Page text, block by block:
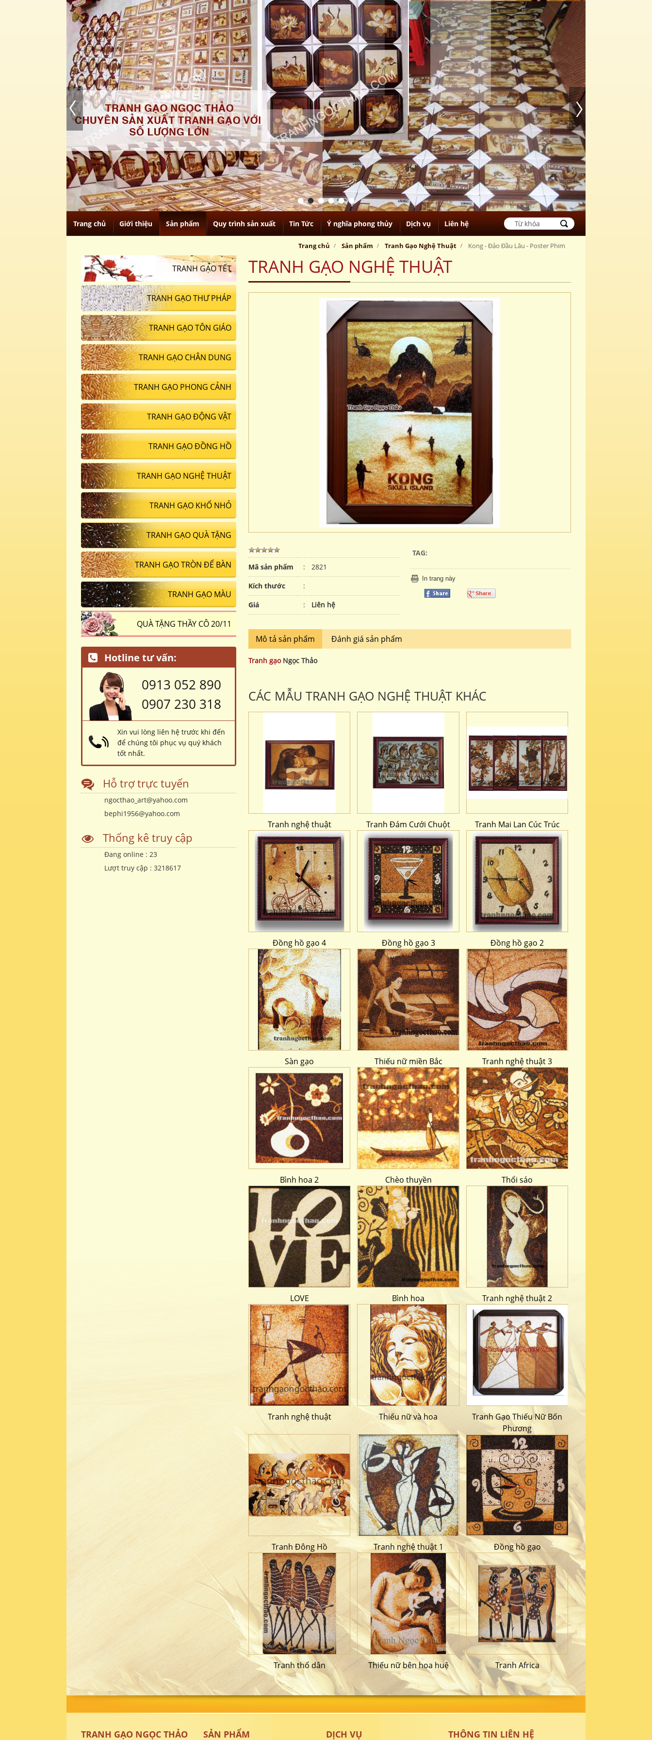
Trang chủ Giới thiệu Sản phẩm Quy trình sản xuất Tin Tức Ý nghĩa phong thủy Dịch vụ Liên hệ
Trang chủ Sản phẩm Tranh Gạo Nghệ Thuật Kong - Đảo Đầu Lâu - Poster Phim
TRANH GẠO NGHỆ THUẬT
Mã sản phẩm : 2821
Kích thước :
Giá : Liên hệ
TAG:
In trang này
Mô tả sản phẩm Đánh giá sản phẩm
Tranh gạo Ngọc Thảo
CÁC MẪU TRANH GẠO NGHỆ THUẬT KHÁC
Tranh nghệ thuật Tranh Đám Cưới Chuột Tranh Mai Lan Cúc Trúc
Đồng hồ gạo 4 Đồng hồ gạo 3 Đồng hồ gạo 2
Sàn gạo Thiếu nữ miền Bắc Tranh nghệ thuật 3
Bình hoa 2 Chèo thuyền Thổi sáo
LOVE Bình hoa Tranh nghệ thuật 2
Tranh nghệ thuật Thiếu nữ và hoa
Tranh Gạo Thiếu Nữ Bốn
Phương
Tranh Đông Hồ Tranh nghệ thuật 1 Đồng hồ gạo
Tranh thổ dân Thiếu nữ bên hoa huệ Tranh Africa
TRANH GẠO TẾT
TRANH GẠO THƯ PHÁP
TRANH GẠO TÔN GIÁO
TRANH GẠO CHÂN DUNG
TRANH GẠO PHONG CẢNH
TRANH GẠO ĐỘNG VẬT
TRANH GẠO ĐỒNG HỒ
TRANH GẠO NGHỆ THUẬT
TRANH GẠO KHỔ NHỎ
TRANH GẠO QUÀ TẶNG
TRANH GẠO TRÒN ĐỂ BÀN
TRANH GẠO MÀU
QUÀ TẶNG THẦY CÔ 20/11
Hotline tư vấn:
0913 052 890
0907 230 318
Xin vui lòng liên hệ trước khi đến
để chúng tôi phục vụ quý khách
tốt nhất.
Hỗ trợ trực tuyến
ngocthao_art@yahoo.com
bephi1956@yahoo.com
Thống kê truy cập
Đang online : 23
Lượt truy cập : 3218617
TRANH GẠO NGỌC THẢO SẢN PHẨM DỊCH VỤ THÔNG TIN LIÊN HỆ